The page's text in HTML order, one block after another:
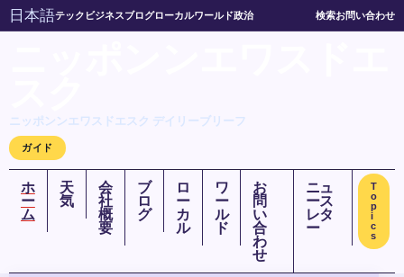
日本語テック ビジネスブログローカルワールド政治 検索お問い合わせ
ニッポンンエワスドエスク デイリーブリーフ
ガイド
ホ
ー
ム
天
気
会
社
概
要
ブ
ロ
グ
ロ
ー
カ
ル
ワ
ー
ル
ド
お
問
い
合
わ
せ
ニュ
ース
レタ
ー
T
o
p
i
c
s